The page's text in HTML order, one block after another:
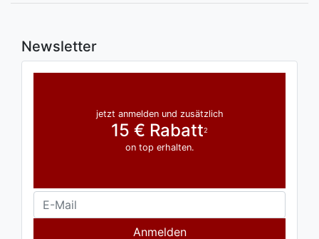
Newsletter
jetzt anmelden und zusätzlich
15 € Rabatt2
on top erhalten.
Anmelden